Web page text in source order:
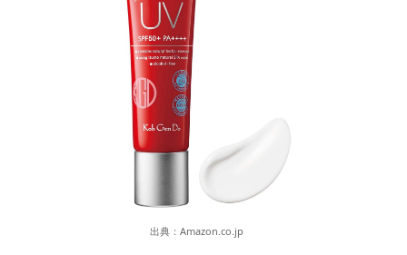
出典： Amazon.co.jp